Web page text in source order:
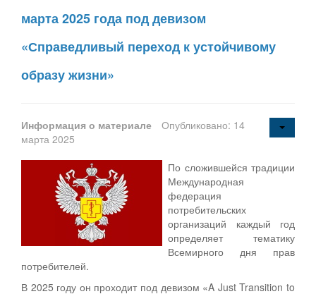
марта 2025 года под девизом
«Справедливый переход к устойчивому
образу жизни»
Информация о материале
Опубликовано: 14
марта 2025
По сложившейся традиции
Международная
федерация
потребительских
организаций каждый год
определяет тематику
Всемирного дня прав
потребителей.
В 2025 году он проходит под девизом «A Just Transition to